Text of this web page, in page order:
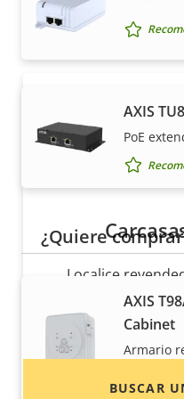
AXIS
PoE
AXIS
Cabinet
Armario
¿Quiere
Localice
sistemas e
BUSCAR